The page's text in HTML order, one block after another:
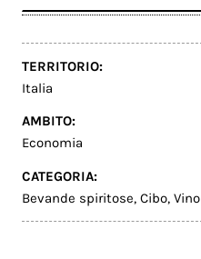
TERRITORIO:
Italia
AMBITO:
Economia
CATEGORIA:
Bevande spiritose,Cibo,Vino